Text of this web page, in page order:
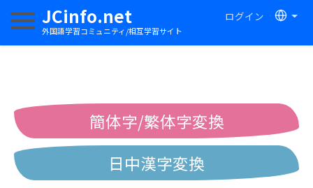
JCinfo.net
外国語学習コミュニティ/相互学習サイト
ログイン
ナビゲーションを切り替える
簡体字/繁体字変換
日中漢字変換